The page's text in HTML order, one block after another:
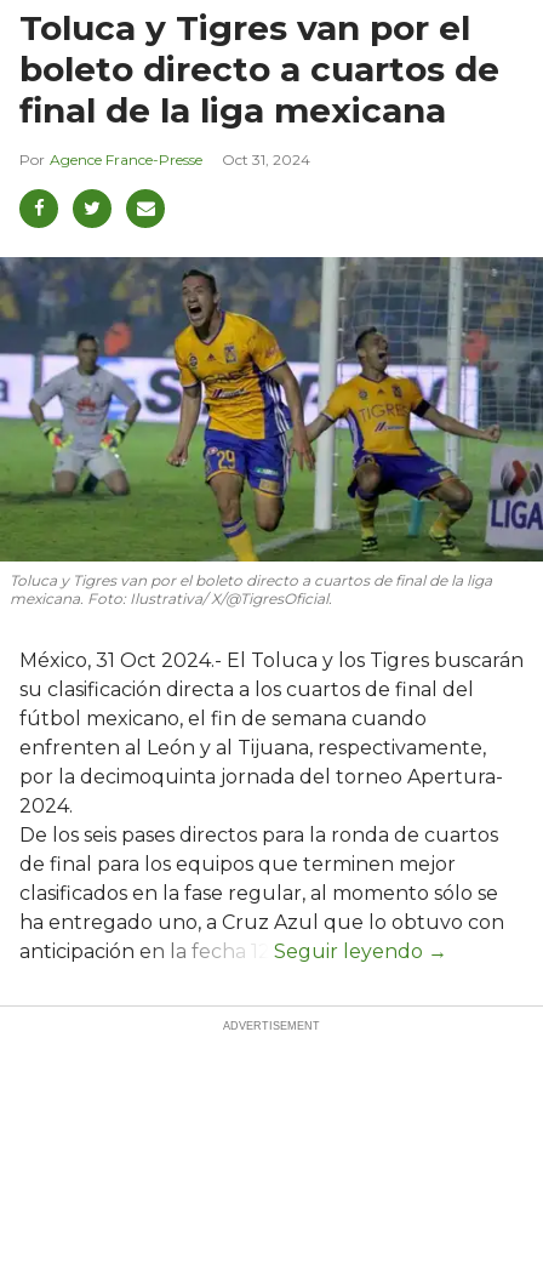
Toluca y Tigres van por el
boleto directo a cuartos de
final de la liga mexicana
Agence France-Presse Oct 31, 2024
Toluca y Tigres van por el boleto directo a cuartos de final de la liga
mexicana. Foto: Ilustrativa/ X/@TigresOficial.
México, 31 Oct 2024.- El Toluca y los Tigres buscarán
su clasificación directa a los cuartos de final del
fútbol mexicano, el fin de semana cuando
enfrenten al León y al Tijuana, respectivamente,
por la decimoquinta jornada del torneo Apertura-
2024.
De los seis pases directos para la ronda de cuartos
de final para los equipos que terminen mejor
clasificados en la fase regular, al momento sólo se
ha entregado uno, a Cruz Azul que lo obtuvo con
anticipación en la fecha 12.